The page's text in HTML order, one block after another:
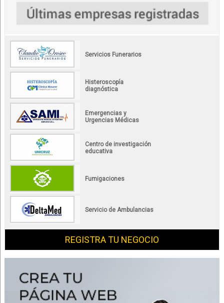
Servicios Funerarios
Histeroscopía
diagnóstica
Emergencias y
Urgencias Médicas
Centro de investigación
educativa
Fumigaciones
Servicio de Ambulancias
REGISTRA TU NEGOCIO